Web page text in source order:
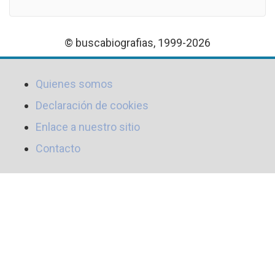
© buscabiografias, 1999-2026
Quienes somos
Declaración de cookies
Enlace a nuestro sitio
Contacto